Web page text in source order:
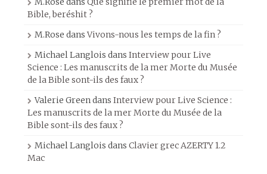
Bible, beréshit ?
M.Rose dansVivons-nous les temps de la fin ?
Michael Langlois dans Interview pour Live
Science : Les manuscrits de la mer Morte du Musée
de la Bible sont-ils des faux ?
Valerie Greendans Interview pour Live Science :
Les manuscrits de la mer Morte du Musée de la
Bible sont-ils des faux ?
Michael Langlois dans Clavier grec AZERTY 1.2
Mac